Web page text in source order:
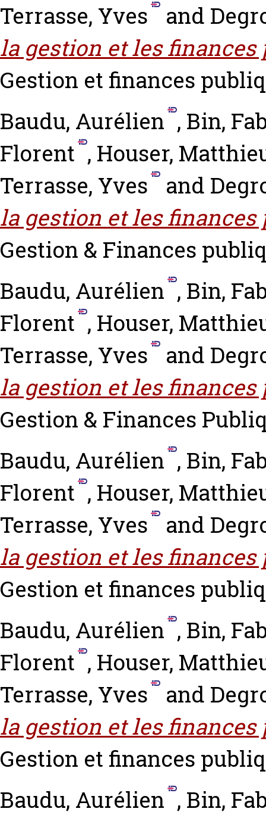
Terrasse, Yves
and
la gestion et les finances
Gestion et finances
Baudu, Aurélien , Bin,
Florent , Houser,
Terrasse, Yves
and
la gestion et les finances
Gestion & Finances
Baudu, Aurélien , Bin,
Florent , Houser,
Terrasse, Yves
and
la gestion et les finances
Gestion & Finances
Baudu, Aurélien , Bin,
Florent , Houser,
Terrasse, Yves
and
la gestion et les finances
Gestion et finances
Baudu, Aurélien , Bin,
Florent , Houser,
Terrasse, Yves
and
la gestion et les finances
Gestion et finances
Baudu, Aurélien , Bin,